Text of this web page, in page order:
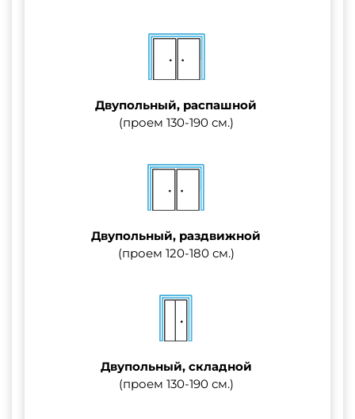
Двупольный, распашной
(проем 130-190 см.)
Двупольный, раздвижной
(проем 120-180 см.)
Двупольный, складной
(проем 130-190 см.)